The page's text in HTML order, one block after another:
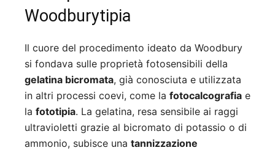
Woodburytipia
Il cuore del procedimento ideato da Woodbury
si fondava sulle proprietà fotosensibili della
gelatina bicromata, già conosciuta e utilizzata
in altri processi coevi, come la fotocalcografia e
la fototipia. La gelatina, resa sensibile ai raggi
ultravioletti grazie al bicromato di potassio o di
ammonio, subisce una tannizzazione